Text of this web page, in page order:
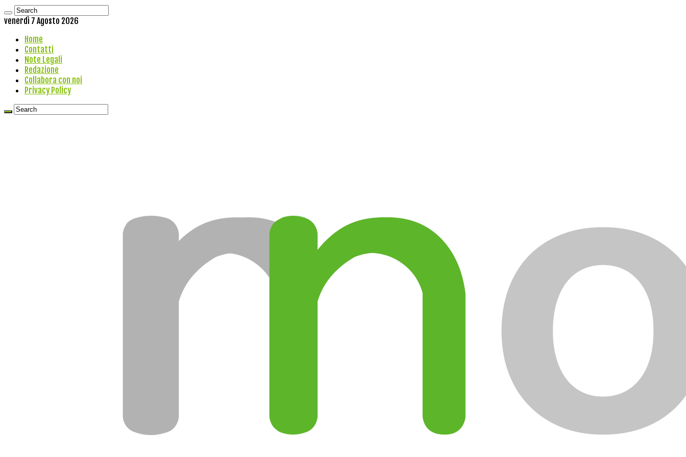
venerdì 7 Agosto 2026
Home
Contatti
Note Legali
Redazione
Collabora con noi
Privacy Policy